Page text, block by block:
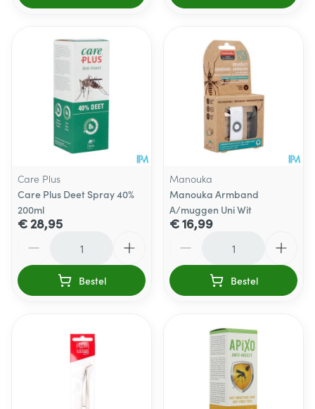
Care Plus
Care Plus Deet Spray 40%
200ml
€ 28,95
Bestel
Manouka
Manouka Armband
A/muggen Uni Wit
€ 16,99
Bestel